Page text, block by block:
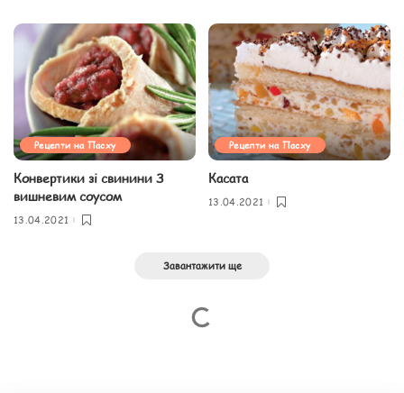
Рецепти на Пасху
Конвертики зі свинини З
вишневим соусом
13.04.2021
Рецепти на Пасху
Касата
13.04.2021
Завантажити ще